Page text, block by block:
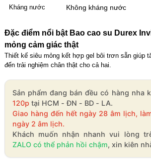
Kháng nước Không kháng nước
Đặc điểm nổi bật Bao cao su Durex
mỏng cảm giác thật
Thiết kế siêu mỏng kết hợp gel bôi trơn sẵn giúp
đến trải nghiệm chân thật cho cả hai.
Sản phẩm đang bán đều có hàng nha
120p tại HCM - ĐN - BD - LA.
Giao hàng đến hết ngày 28 âm lịch,
ngày 2 âm lịch.
Khách muốn nhận nhanh vui lòng
ZALO có thể phản hồi chậm, xin kiên